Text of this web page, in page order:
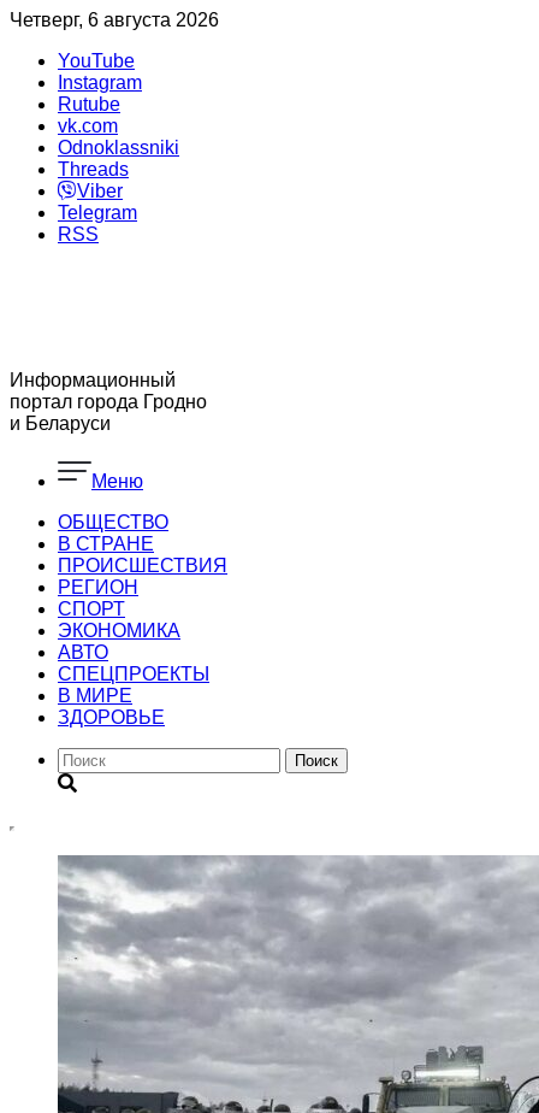
Четверг, 6 августа 2026
YouTube
Instagram
Rutube
vk.com
Odnoklassniki
Threads
Viber
Telegram
RSS
Информационный
портал города Гродно
и Беларуси
Меню
ОБЩЕСТВО
В СТРАНЕ
ПРОИСШЕСТВИЯ
РЕГИОН
CПОРТ
ЭКОНОМИКА
АВТО
СПЕЦПРОЕКТЫ
В МИРЕ
ЗДОРОВЬЕ
Поиск